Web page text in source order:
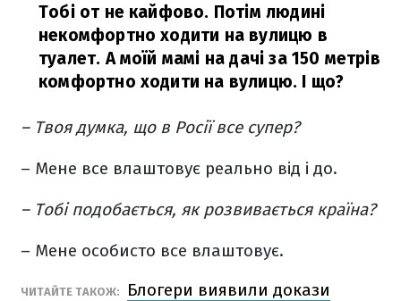
Тобі от не кайфово. Потім людині
некомфортно ходити на вулицю в
туалет. А моїй мамі на дачі за 150 метрів
комфортно ходити на вулицю. І що?
– Твоя думка, що в Росії все супер?
– Мене все влаштовує реально від і до.
– Тобі подобається, як розвивається країна?
– Мене особисто все влаштовує.
ЧИТАЙТЕ ТАКОЖ:
Блогери виявили докази